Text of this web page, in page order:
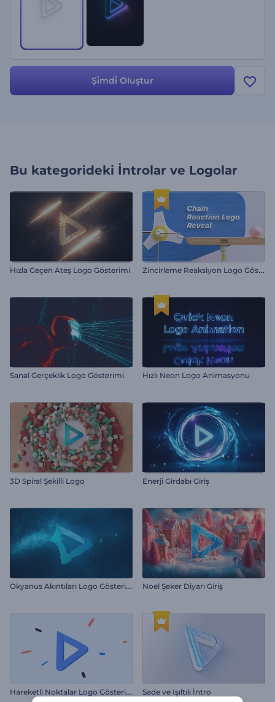
Şi̇mdi̇ Oluştur
Bu kategorideki İntrolar ve Logolar
Hızla Geçen Ateş Logo Gösterimi Z
incirleme Reaksiyon Logo Gösterimi
Sanal Gerçeklik Logo Gösterimi Hızlı Neon Logo Animasyonu
3D Spiral Şekilli Logo Enerji Girdabı Giriş
O
kyanus Akıntıları Logo Gösterimi Noel Şeker Diyarı Giriş
H
areketli Noktalar Logo Gösterimi Sade ve Işıltılı İntro